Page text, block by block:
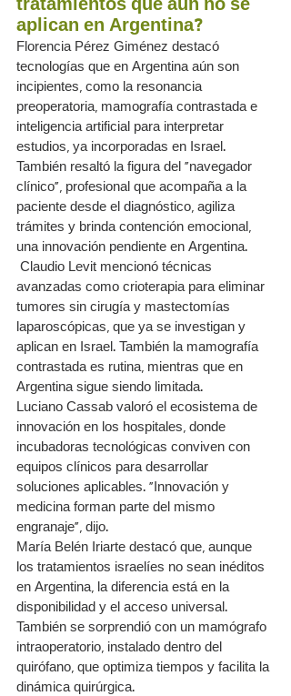
tratamientos que aún no se
aplican en Argentina?
Florencia Pérez Giménez destacó
tecnologías que en Argentina aún son
incipientes, como la resonancia
preoperatoria, mamografía contrastada e
inteligencia artificial para interpretar
estudios, ya incorporadas en Israel.
También resaltó la figura del “navegador
clínico”, profesional que acompaña a la
paciente desde el diagnóstico, agiliza
trámites y brinda contención emocional,
una innovación pendiente en Argentina.
Claudio Levit mencionó técnicas
avanzadas como crioterapia para eliminar
tumores sin cirugía y mastectomías
laparoscópicas, que ya se investigan y
aplican en Israel. También la mamografía
contrastada es rutina, mientras que en
Argentina sigue siendo limitada.
Luciano Cassab valoró el ecosistema de
innovación en los hospitales, donde
incubadoras tecnológicas conviven con
equipos clínicos para desarrollar
soluciones aplicables. “Innovación y
medicina forman parte del mismo
engranaje”, dijo.
María Belén Iriarte destacó que, aunque
los tratamientos israelíes no sean inéditos
en Argentina, la diferencia está en la
disponibilidad y el acceso universal.
También se sorprendió con un mamógrafo
intraoperatorio, instalado dentro del
quirófano, que optimiza tiempos y facilita la
dinámica quirúrgica.